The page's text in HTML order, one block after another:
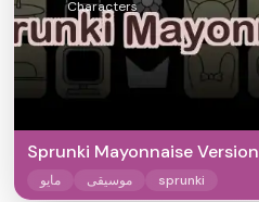
Characters
Sprunki Mayonnaise Version
مايو موسيقى sprunki